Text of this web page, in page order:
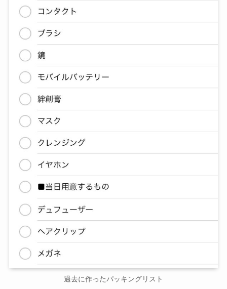
過去に作ったパッキングリスト